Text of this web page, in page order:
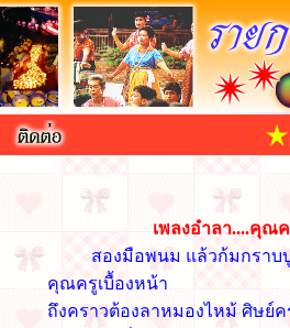
เพลงอำลา....คุณ
สองมือพนม แล้วก้มกราบ
คุณครูเบื้องหน้า
ถึงคราวต้องลาหมองไหม้ ศิษย์